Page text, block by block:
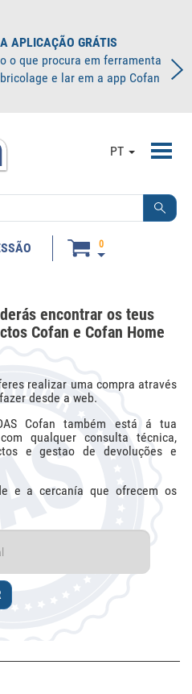
APLICAÇÃO GRÁTIS
o que procura em ferramenta
e lar em a app Cofan
PT
0
encontrar os teus
Cofan e Cofan Home
realizar uma compra através
desde a web.
Cofan também está á tua
qualquer consulta técnica,
e gestao de devoluções e
e a cercanía que ofrecem os